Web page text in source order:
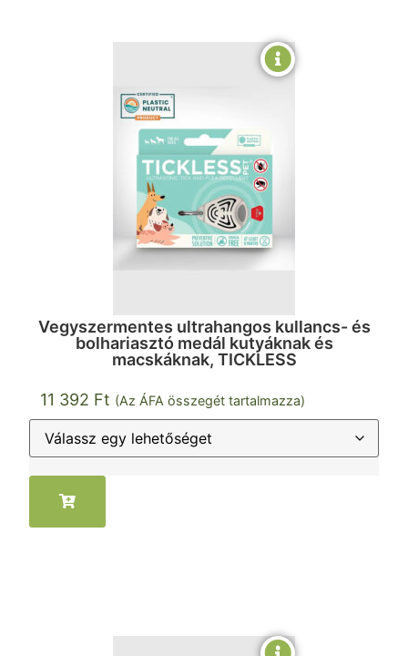
Vegyszermentes ultrahangos kullancs- és
bolhariasztó medál kutyáknak és
macskáknak, TICKLESS
11 392 Ft (Az ÁFA összegét tartalmazza)